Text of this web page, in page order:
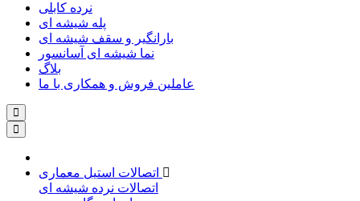
نرده کابلی
پله شیشه ای
بارانگیر و سقف شیشه ای
نما شیشه ای آسانسور
بلاگ
عاملین فروش و همکاری با ما
اتصالات استیل معماری
اتصالات نرده شیشه ای